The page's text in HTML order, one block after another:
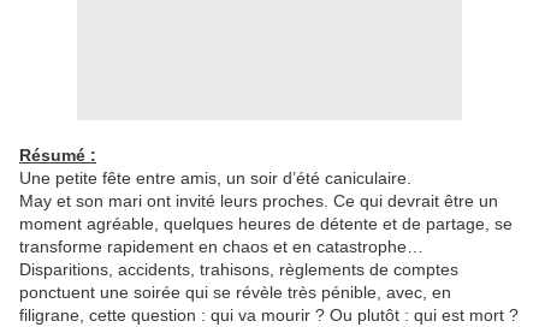
Résumé :
Une petite fête entre amis, un soir d’été caniculaire.
May et son mari ont invité leurs proches. Ce qui devrait être un
moment agréable, quelques heures de détente et de partage, se
transforme rapidement en chaos et en catastrophe…
Disparitions, accidents, trahisons, règlements de comptes
ponctuent une soirée qui se révèle très pénible, avec, en
filigrane, cette question : qui va mourir ? Ou plutôt : qui est mort ?